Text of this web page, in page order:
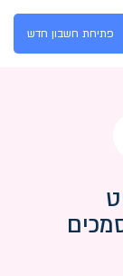
פתיחת חשבון חדש